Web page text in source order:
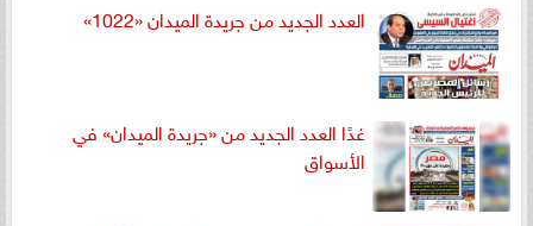
العدد الجديد من جريدة الميدان «1022»
غدًا العدد الجديد من «جريدة الميدان» في
الأسواق